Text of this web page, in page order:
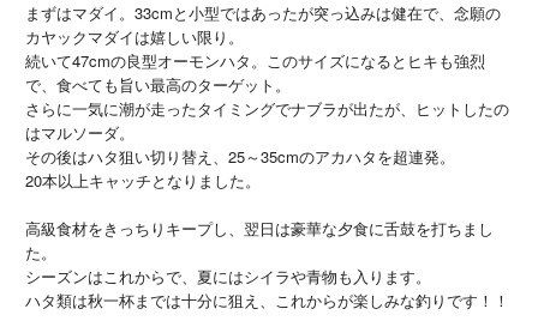
まずはマダイ。33cmと小型ではあったが突っ込みは健在で、念願の
カヤックマダイは嬉しい限り。
続いて47cmの良型オーモンハタ。このサイズになるとヒキも強烈
で、食べても旨い最高のターゲット。
さらに一気に潮が走ったタイミングでナブラが出たが、ヒットしたの
はマルソーダ。
その後はハタ狙い切り替え、25～35cmのアカハタを超連発。
20本以上キャッチとなりました。
高級食材をきっちりキープし、翌日は豪華な夕食に舌鼓を打ちまし
た。
シーズンはこれからで、夏にはシイラや青物も入ります。
ハタ類は秋一杯までは十分に狙え、これからが楽しみな釣りです！！